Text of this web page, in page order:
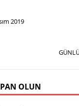
2019
OLUN